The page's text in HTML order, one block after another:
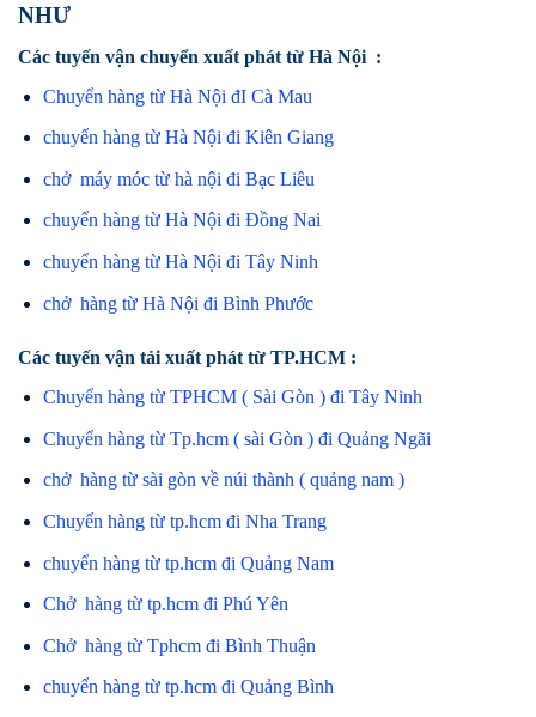
NHƯ
Các tuyến vận chuyển xuất phát từ Hà Nội :
Chuyển hàng từ Hà Nội đI Cà Mau
chuyển hàng từ Hà Nội đi Kiên Giang
chở máy móc từ hà nội đi Bạc Liêu
chuyển hàng từ Hà Nội đi Đồng Nai
chuyển hàng từ Hà Nội đi Tây Ninh
chở hàng từ Hà Nội đi Bình Phước
Các tuyến vận tải xuất phát từ TP.HCM :
Chuyển hàng từ TPHCM ( Sài Gòn ) đi Tây Ninh
Chuyển hàng từ Tp.hcm ( sài Gòn ) đi Quảng Ngãi
chở hàng từ sài gòn về núi thành ( quảng nam )
Chuyển hàng từ tp.hcm đi Nha Trang
chuyển hàng từ tp.hcm đi Quảng Nam
Chở hàng từ tp.hcm đi Phú Yên
Chở hàng từ Tphcm đi Bình Thuận
chuyển hàng từ tp.hcm đi Quảng Bình